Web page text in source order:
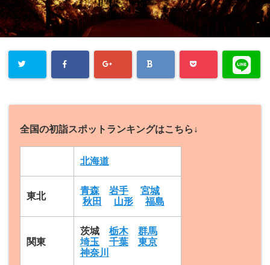
全国の初詣スポットランキングはこちら↓
北海道
東北
青森 岩手
宮城
秋田
山形 福島
関東
茨城 栃木
群馬
埼玉
千葉
東京
神奈川